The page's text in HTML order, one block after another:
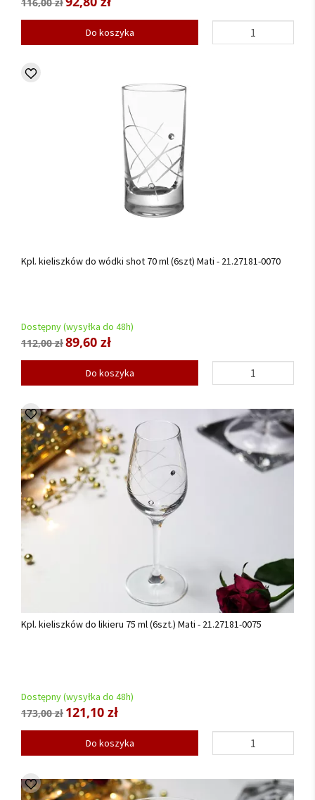
Do koszyka
Kpl. kieliszków do wódki shot 70 ml (6szt) Mati - 21.27181-0070
Dostępny (wysyłka do 48h)
112,00 zł89,60 zł
Do koszyka
Kpl. kieliszków do likieru 75 ml (6szt.) Mati - 21.27181-0075
Dostępny (wysyłka do 48h)
173,00 zł 121,10 zł
Do koszyka